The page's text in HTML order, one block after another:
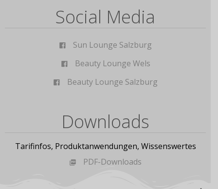
Social Media
Sun Lounge Salzburg
Beauty Lounge Wels
Beauty Lounge Salzburg
Downloads
Tarifinfos, Produktanwendungen, Wissenswertes
PDF-Downloads